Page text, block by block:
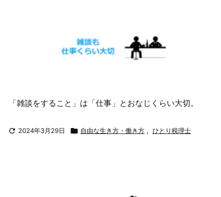
「雑談をすること」は「仕事」とおなじくらい大切。
 2024年3月29日  自由な生き方・働き方 , ひとり税理士